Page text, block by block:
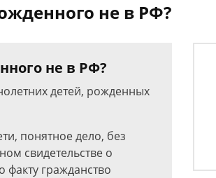
не в РФ?
не в РФ?
детей, рожденных
понятное дело, без
свидетельстве о
гражданство